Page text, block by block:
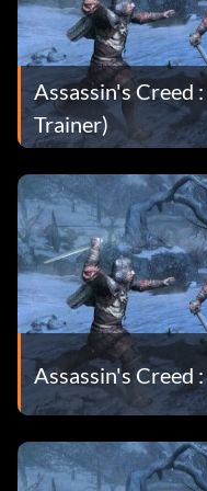
Broadsword :
Terminez les défis de
Masse ottomane :
Terminez les défis de la
Stiletto Romani :
Complétez la série de 3
Lorsque vous
Assassin's Creed
Trainer)
Assassin's Creed